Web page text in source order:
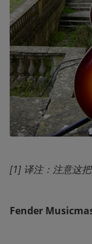
[1] 译注：注意这
Fender